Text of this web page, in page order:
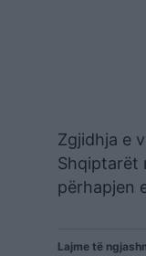
Zgjidhja e
Shqiptarët
përhapjen
Lajme të